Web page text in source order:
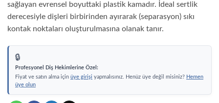
Kama
S
Küçük
Boy
sağlayan evrensel boyuttaki plastik kamadır. İdeal sertlik
derecesiyle dişleri birbirinden ayırarak (separasyon) sıkı
kontak noktaları oluşturulmasına olanak tanır.
🔒
Profesyonel Diş Hekimlerine Özel:
Fiyat ve satın alma için üye girişi yapmalısınız. Henüz üye değil misiniz? Hemen
üye olun